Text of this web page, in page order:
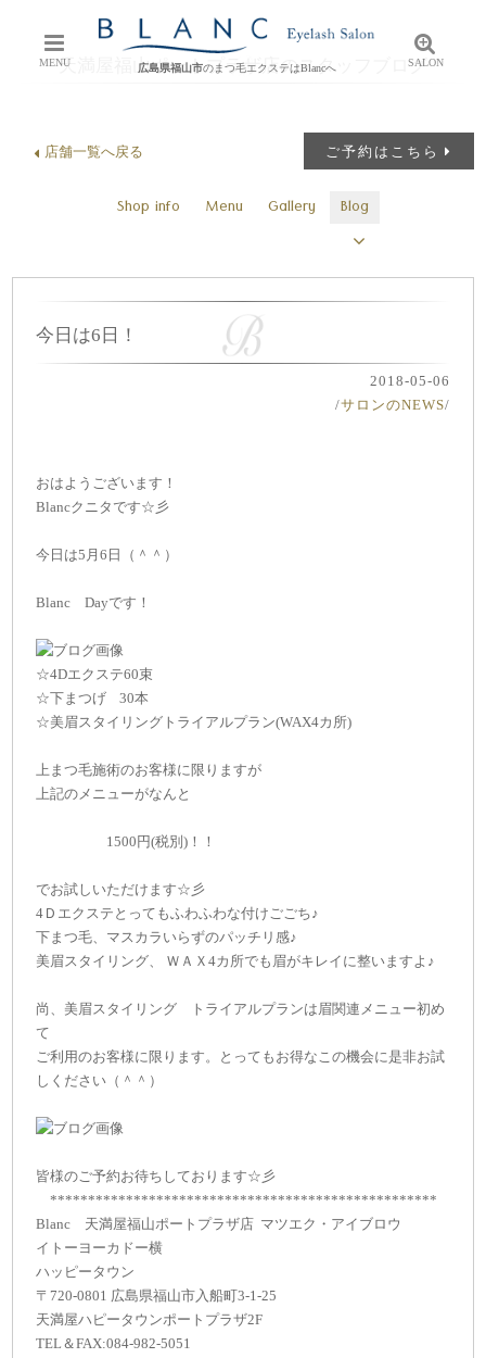
MENU 広島県福山市のまつ毛エクステはBlancへ SALON
天満屋福山ポートプラザ店のスタッフブログ
ご予約はこちら
店舗一覧へ戻る
Shop info Menu Gallery Blog
今日は6日！
2018-05-06
/サロンのNEWS/
おはようございます！
Blancクニタです☆彡
今日は5月6日（＾＾）
Blanc Dayです！
☆4Dエクステ60束
☆下まつげ 30本
☆美眉スタイリングトライアルプラン(WAX4カ所)
上まつ毛施術のお客様に限りますが
上記のメニューがなんと
1500円(税別)！！
でお試しいただけます☆彡
4Ｄエクステとってもふわふわな付けごごち♪
下まつ毛、マスカラいらずのパッチリ感♪
美眉スタイリング、 ＷＡＸ4カ所でも眉がキレイに整いますよ♪
尚、美眉スタイリング トライアルプランは眉関連メニュー初め
て
ご利用のお客様に限ります。とってもお得なこの機会に是非お試
しください（＾＾）
皆様のご予約お待ちしております☆彡
***************************************************
Blanc 天満屋福山ポートプラザ店 マツエク・アイブロウ
イトーヨーカドー横
ハッピータウン
〒720-0801 広島県福山市入船町3-1-25
天満屋ハピータウンポートプラザ2F
TEL＆FAX:084-982-5051